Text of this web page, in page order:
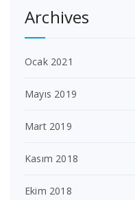
Archives
Ocak 2021
Mayıs 2019
Mart 2019
Kasım 2018
Ekim 2018